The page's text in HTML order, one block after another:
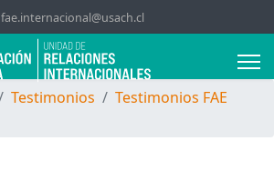
fae.internacional@usach.cl
Testimonios
Testimonios FAE